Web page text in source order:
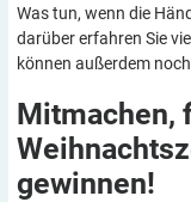
Was tun, wenn die
darüber erfahren Sie
können außerdem
Mitmachen,
gewinnen!